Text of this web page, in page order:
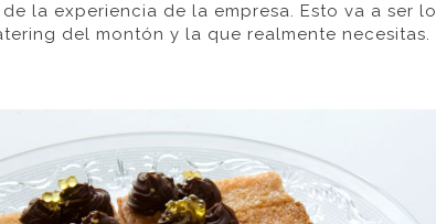
de la experiencia de la empresa. Esto va a ser
del montón y la que realmente necesitas.